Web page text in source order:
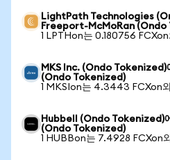
LightPath Technologies
Freeport-McMoRan (Ondo
1 LPTHon는 0.180756 FCXon
MKS Inc. (Ondo
(Ondo Tokenized)
1 MKSIon는 4.3443 FCXon
Hubbell (Ondo Tokenized)
(Ondo Tokenized)
1 HUBBon는 7.4928 FCXon